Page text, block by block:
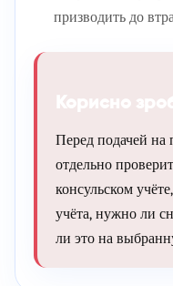
призводить до
Перед подачей на
отдельно
консульском
учёта, нужно ли
ли это на